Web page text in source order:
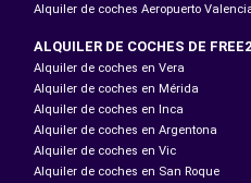
Alquiler de coches Aeropuerto
ALQUILER DE COCHES DE
Alquiler de coches en Vera
Alquiler de coches en Mérida
Alquiler de coches en Inca
Alquiler de coches en Argentona
Alquiler de coches en Vic
Alquiler de coches en San Roque